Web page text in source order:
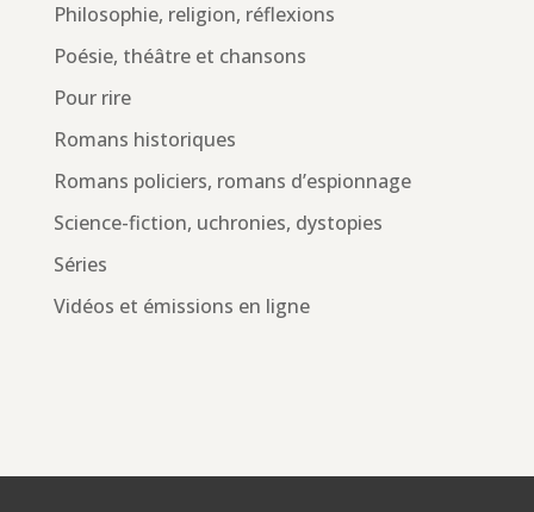
Philosophie, religion, réflexions
Poésie, théâtre et chansons
Pour rire
Romans historiques
Romans policiers, romans d’espionnage
Science-fiction, uchronies, dystopies
Séries
Vidéos et émissions en ligne